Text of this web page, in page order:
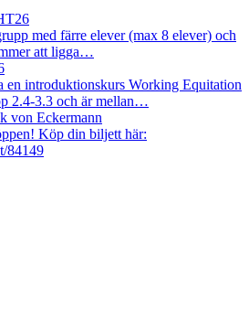
med färre elever (max 8 elever) och
att ligga…
en introduktionskurs Working Equitation
2.4-3.3 och är mellan…
von Eckermann
Köp din biljett här:
84149